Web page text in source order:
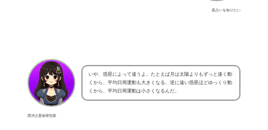
星占いを知りたい
西洋占星術研究家
いや、惑星によって違うよ。たとえば月は太陽よりもずっと速く動
くから、平均日周運動も大きくなる。逆に遠い惑星ほどゆっくり動
くから、平均日周運動は小さくなるんだ。